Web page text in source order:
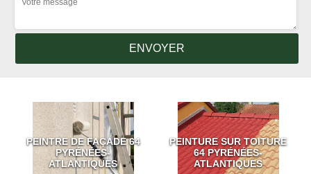
PEINTRE DE FAÇADE 64
PYRÉNÉES-
ATLANTIQUES
PEINTURE SUR TOITURE
64 PYRÉNÉES-
ATLANTIQUES